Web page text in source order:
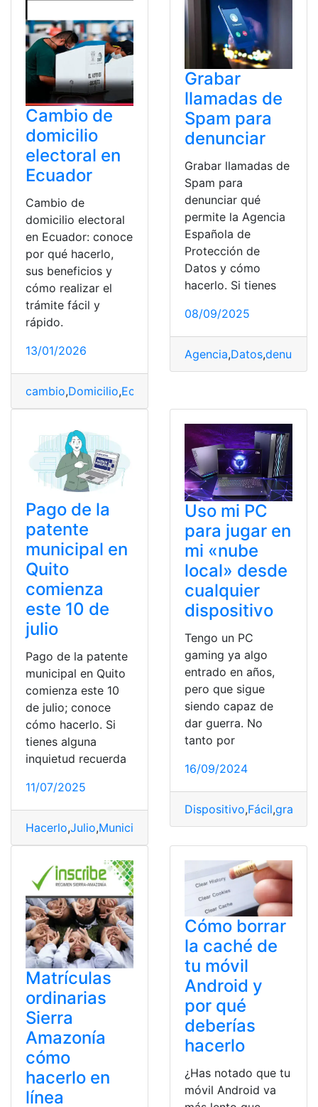
Cambio de
domicilio
electoral en
Ecuador
Cambio de
domicilio electoral
en Ecuador: conoce
por qué hacerlo,
sus beneficios y
cómo realizar el
trámite fácil y
rápido.
13/01/2026
cambio,Domicilio,Ecuador
Grabar
llamadas de
Spam para
denunciar
Grabar llamadas de
Spam para
denunciar qué
permite la Agencia
Española de
Protección de
Datos y cómo
hacerlo. Si tienes
08/09/2025
Agencia,Datos,denunciar
Pago de la
patente
municipal en
Quito
comienza
este 10 de
julio
Pago de la patente
municipal en Quito
comienza este 10
de julio; conoce
cómo hacerlo. Si
tienes alguna
inquietud recuerda
11/07/2025
Hacerlo,Julio,Municipal pago,Quito
Uso mi PC
para jugar en
mi «nube
local» desde
cualquier
dispositivo
Tengo un PC
gaming ya algo
entrado en años,
pero que sigue
siendo capaz de
dar guerra. No
tanto por
16/09/2024
Dispositivo,Fácil,gratuito
Matrículas
ordinarias
Sierra
Amazonía
cómo
hacerlo en
línea
Cómo borrar
la caché de
tu móvil
Android y
por qué
deberías
hacerlo
¿Has notado que tu
móvil Android va